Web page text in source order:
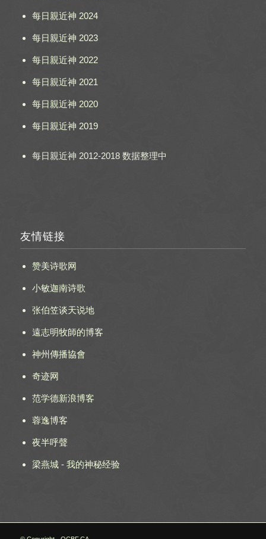
每日親近神 2024
每日親近神 2023
每日親近神 2022
每日親近神 2021
每日親近神 2020
每日親近神 2019
每日親近神 2012-2018 数据整理中
友情链接
赞美诗歌网
小敏迦南诗歌
张伯笠谈天说地
遠志明牧師的博客
神州傳播協會
奇迹网
范学德新浪博客
蓉逸博客
夜半呼聲
梁燕城 - 我的神秘经验